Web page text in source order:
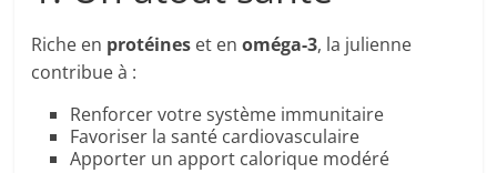
Riche en protéines et enoméga-3, la julienne
contribue à :
Renforcer votre système immunitaire
Favoriser la santé cardiovasculaire
Apporter un apport calorique modéré